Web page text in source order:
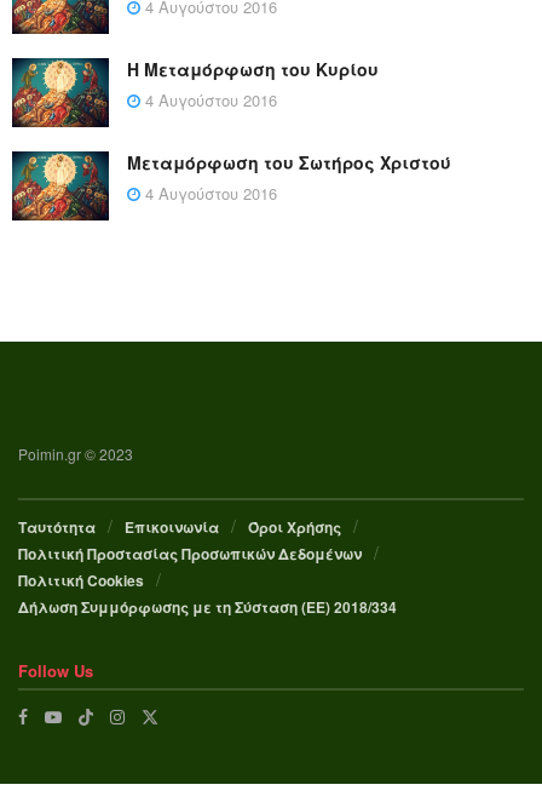
4 Αυγούστου 2016
Η Μεταμόρφωση του Κυρίου
4 Αυγούστου 2016
Μεταμόρφωση του Σωτήρος Χριστού
4 Αυγούστου 2016
Poimin.gr © 2023
Ταυτότητα Επικοινωνία
Όροι Χρήσης
Πολιτική Προστασίας Προσωπικών Δεδομένων
Πολιτική Cookies
Δήλωση Συμμόρφωσης με τη Σύσταση (ΕΕ) 2018/334
Follow Us